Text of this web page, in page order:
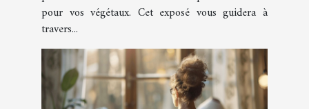
pour vos végétaux. Cet exposé vous guidera à
travers...